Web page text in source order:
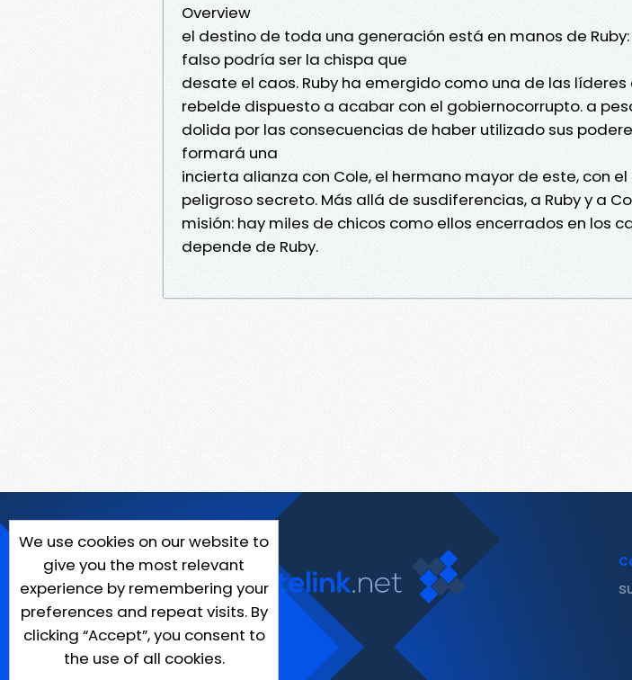
Overview
el destino de toda una generación está en manos de
falso podría ser la chispa que
desate el caos. Ruby ha emergido como una de las líderes
rebelde dispuesto a acabar con el gobiernocorrupto. a
dolida por las consecuencias de haber utilizado sus
formará una
incierta alianza con Cole, el hermano mayor de este, con
peligroso secreto. Más allá de susdiferencias, a Ruby y a
misión: hay miles de chicos como ellos encerrados en los
depende de Ruby.
We use cookies on our website to
give you the most relevant
experience by remembering your
preferences and repeat visits. By
clicking “Accept”, you consent to
the use of all cookies.